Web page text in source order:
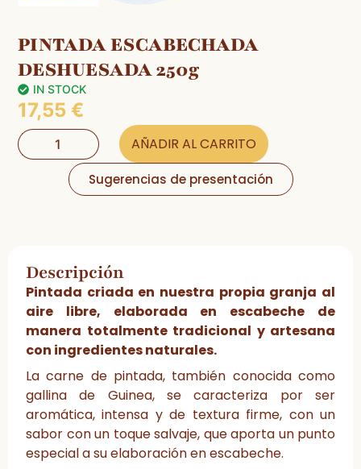
PINTADA ESCABECHADA
DESHUESADA 250g
IN STOCK
17,55 €
AÑADIR AL CARRITO
Sugerencias de presentación
Descripción
Pintada criada en nuestra propia granja al
aire libre, elaborada en escabeche de
manera totalmente tradicional y artesana
con ingredientes naturales.
La carne de pintada, también conocida como
gallina de Guinea, se caracteriza por ser
aromática, intensa y de textura firme, con un
sabor con un toque salvaje, que aporta un punto
especial a su elaboración en escabeche.